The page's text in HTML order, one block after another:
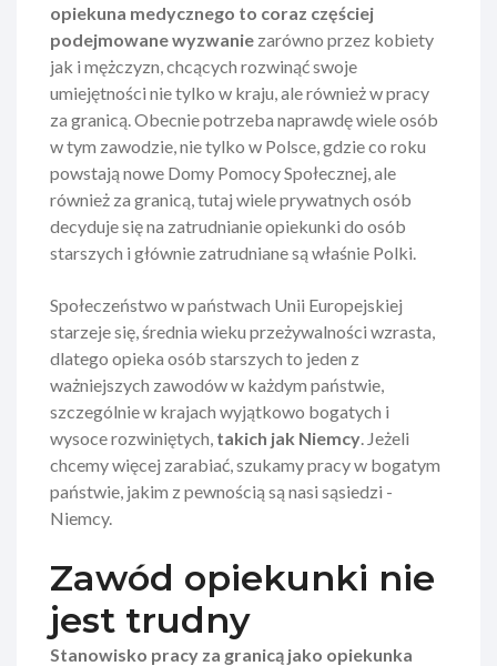
opiekuna medycznego to coraz częściej
podejmowane wyzwanie zarówno przez kobiety
jak i mężczyzn, chcących rozwinąć swoje
umiejętności nie tylko w kraju, ale również w pracy
za granicą. Obecnie potrzeba naprawdę wiele osób
w tym zawodzie, nie tylko w Polsce, gdzie co roku
powstają nowe Domy Pomocy Społecznej, ale
również za granicą, tutaj wiele prywatnych osób
decyduje się na zatrudnianie opiekunki do osób
starszych i głównie zatrudniane są właśnie Polki.
Społeczeństwo w państwach Unii Europejskiej
starzeje się, średnia wieku przeżywalności wzrasta,
dlatego opieka osób starszych to jeden z
ważniejszych zawodów w każdym państwie,
szczególnie w krajach wyjątkowo bogatych i
wysoce rozwiniętych, takich jak Niemcy . Jeżeli
chcemy więcej zarabiać, szukamy pracy w bogatym
państwie, jakim z pewnością są nasi sąsiedzi -
Niemcy.
Zawód opiekunki nie
jest trudny
Stanowisko pracy za granicą jako opiekunka